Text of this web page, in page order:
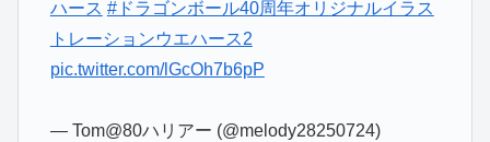
ハース #ドラゴンボール40周年オリジナルイラス
トレーションウエハース2
pic.twitter.com/lGcOh7b6pP
— Tom@80ハリアー (@melody28250724)